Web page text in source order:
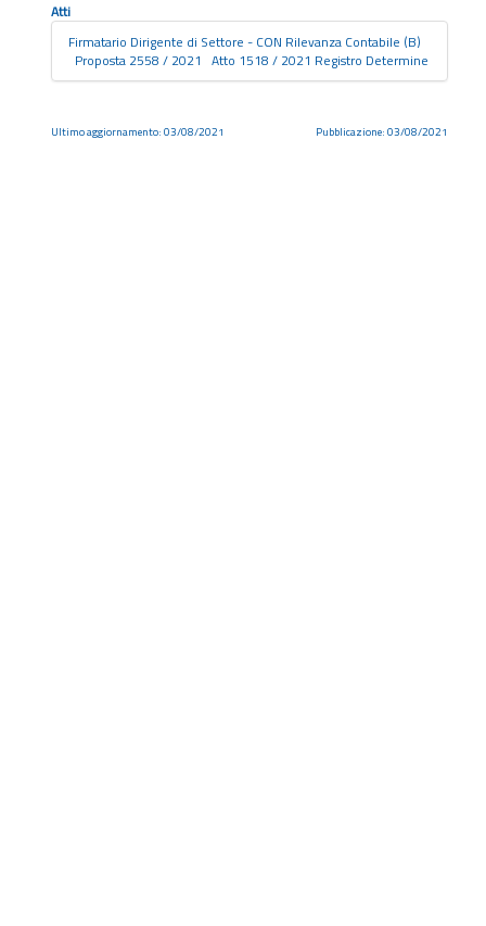
Atti
Firmatario Dirigente di Settore - CON Rilevanza Contabile (B)
Proposta 2558 / 2021 Atto 1518 / 2021 Registro Determine
Ultimo aggiornamento: 03/08/2021 Pubblicazione: 03/08/2021